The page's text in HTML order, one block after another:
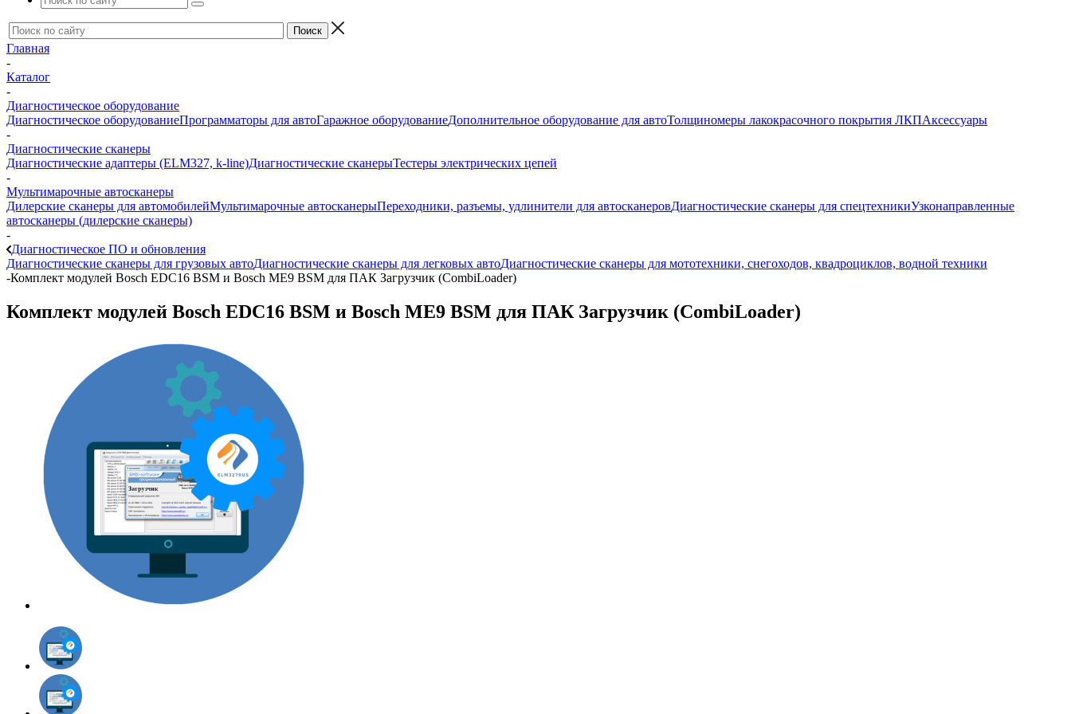
Главная
-
Каталог
-
Диагностическое оборудование
Диагностическое оборудованиеПрограмматоры для автоГаражное оборудованиеДополнительное оборудование для автоТолщиномеры лакокрасочного покрытия ЛКПАксессуары
-
Диагностические сканеры
Диагностические адаптеры (ELM327, k-line)Диагностические сканерыТестеры электрических цепей
-
Мультимарочные автосканеры
Дилерские сканеры для автомобилейМультимарочные автосканерыПереходники, разъемы, удлинители для автосканеровДиагностические сканеры для спецтехникиУзконаправленные
автосканеры (дилерские сканеры)
-
Диагностическое ПО и обновления
Диагностические сканеры для грузовых автоДиагностические сканеры для легковых автоДиагностические сканеры для мототехники, снегоходов, квадроциклов, водной техники
-Комплект модулей Bosch EDC16 BSM и Bosch ME9 BSM для ПАК Загрузчик (CombiLoader)
Комплект модулей Bosch EDC16 BSM и Bosch ME9 BSM для ПАК Загрузчик (CombiLoader)